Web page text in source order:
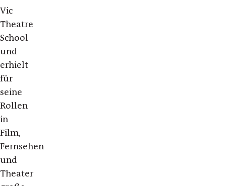
Vic
Theatre
School
und
erhielt
für
seine
Rollen
in
Film,
Fernsehen
und
Theater